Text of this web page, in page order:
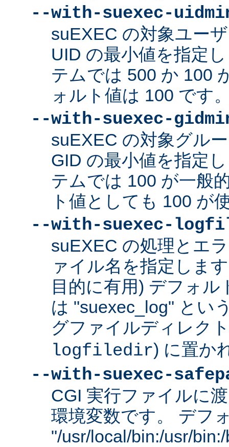
--with-suexec-
suEXEC の対象ユー
UID の最小値を指定
テムでは 500 か 100
ォルト値は 100 です
--with-suexec-
suEXEC の対象グル
GID の最小値を指定
テムでは 100 が一般
ト値としても 100 が
--with-suexec-
suEXEC の処理とエ
ァイル名を指定しま
目的に有用) デフォ
は "suexec_log" とい
グファイルディレク
logfiledir) に置か
--with-suexec-
CGI 実行ファイルに
環境変数です。 デフ
"/usr/local/bin:/usr/